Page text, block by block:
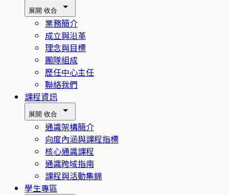
展開 收合
業務簡介
成立與沿革
理念與目標
團隊組成
歷任中心主任
聯絡我們
課程資訊
展開 收合
通識架構簡介
向度內涵與課程指標
核心通識課程
通識跨域指南
課程與活動集錦
學生專區